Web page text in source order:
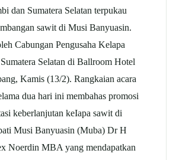
dan Sumatera Selatan terpukau
sawit di Musi Banyuasin.
Cabungan Pengusaha Kelapa
Selatan di Ballroom Hotel
Kamis (13/2). Rangkaian acara
dua hari ini membahas promosi
keberlanjutan keIapa sawit di
Musi Banyuasin (Muba) Dr H
Noerdin MBA yang mendapatkan